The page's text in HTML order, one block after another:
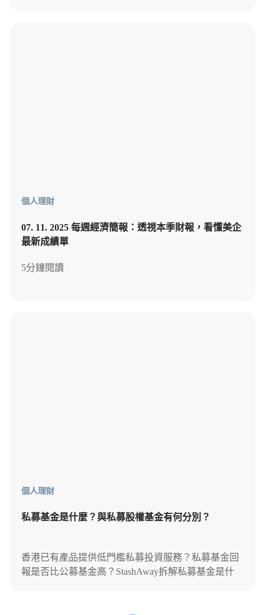
個人理財
07. 11. 2025 每週經濟簡報：透視本季財報，看懂美企
最新成績單
5分鐘閱讀
個人理財
私募基金是什麼？與私募股權基金有何分別？
香港已有產品提供低門檻私募投資服務？私募基金回
報是否比公募基金高？StashAway拆解私募基金是什